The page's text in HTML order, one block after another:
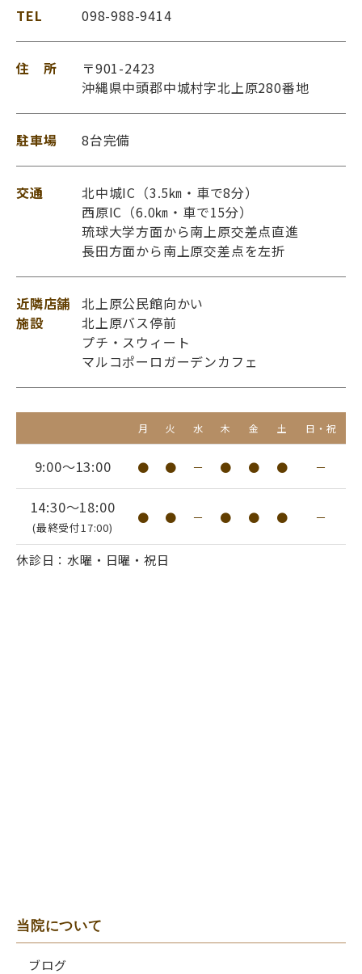
TEL 098-988-9414
住 所
〒901-2423
沖縄県中頭郡中城村字北上原280番地
駐車場 8台完備
交通
北中城IC（3.5㎞・車で8分）
西原IC（6.0㎞・車で15分）
琉球大学方面から南上原交差点直進
長田方面から南上原交差点を左折
近隣店舗
施設
北上原公民館向かい
北上原バス停前
プチ・スウィート
マルコポーロガーデンカフェ
月 火 水 木 金 土 日・祝
9:00～13:00 ● ● － ● ● ● －
14:30～18:00
(最終受付17:00)
● ● － ● ● ● －
休診日：水曜・日曜・祝日
当院について
ブログ